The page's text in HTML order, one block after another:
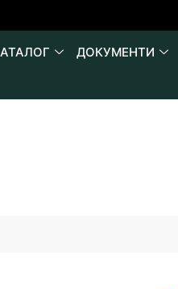
ДОКУМЕНТИ